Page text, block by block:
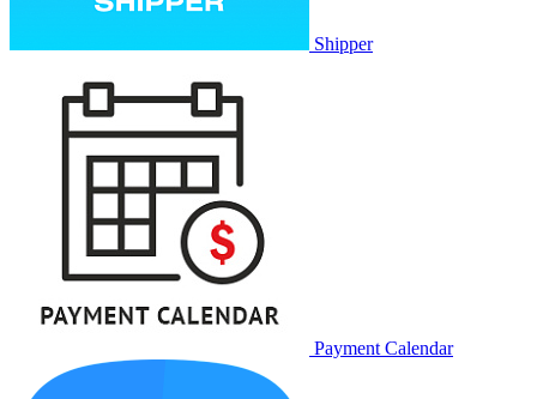
Shipper
Payment Calendar